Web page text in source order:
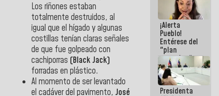
Los riñones estaban
totalmente destruidos, al
igual que el hígado y algunas
costillas tenían claras señales
de que fue golpeado con
cachiporras (Black Jack)
forradas en plástico.
Al momento de ser levantado
el cadáver del pavimento, José
Nacional de
Recreación
Vacacional
¡Alerta
Pueblo!
Entérese del
"plan
enjambre"
de La Sayo
para
sabotear el
diálogo y
Presidenta